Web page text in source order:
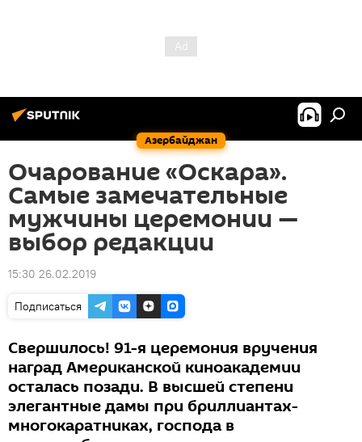
Азербайджан
Очарование «Оскара».
Самые замечательные
мужчины церемонии —
выбор редакции
15:30 26.02.2019
Подписаться
Свершилось! 91-я церемония вручения
наград Американской киноакадемии
осталась позади. В высшей степени
элегантные дамы при бриллиантах-
многокаратниках, господа в